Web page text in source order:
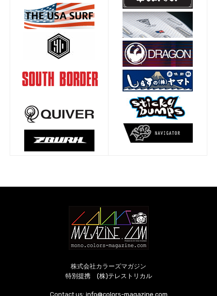
株式会社カラーズマガジン
特別提携 (株)テレストリカル
Contact us: info@colors-magazine.com